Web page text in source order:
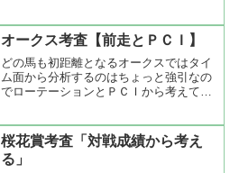
ロベルト系と続いている。サンデーサイ
レンス系にとって京都コー...
オークス考査【前走とＰＣＩ】
どの馬も初距離となるオークスではタイ
ム面から分析するのはちょっと強引なの
でローテーションとＰＣＩから考えてみ
調べてみたら桜花賞出走馬が連に絡まな
かったのはレディパステル...
桜花賞考査「対戦成績から考え
る」